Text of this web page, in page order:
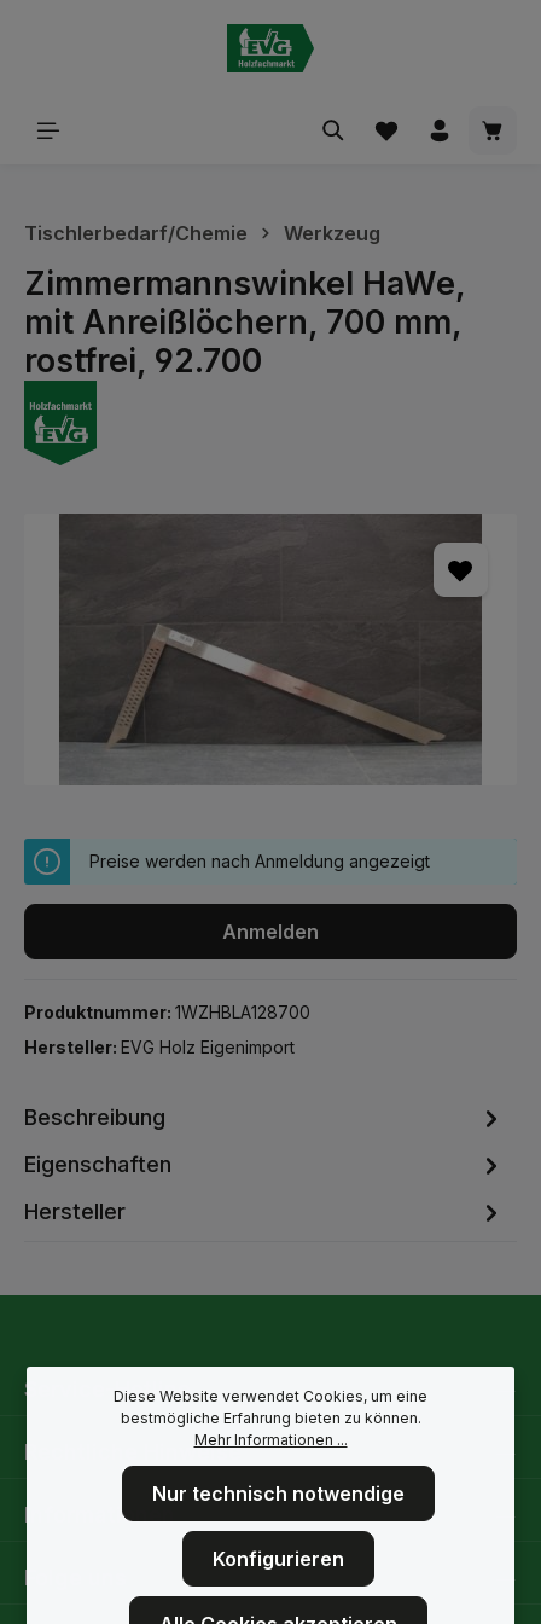
Tischlerbedarf/Chemie Werkzeug
Zimmermannswinkel HaWe,
mit Anreißlöchern, 700 mm,
rostfrei, 92.700
Preise werden nach Anmeldung angezeigt
Anmelden
Produktnummer: 1WZHBLA128700
Hersteller: EVG Holz Eigenimport
Beschreibung
Eigenschaften
Hersteller
Service-Hotline
Rechtliche Hinweise
Informationen
Folge uns
Diese Website verwendet Cookies, um eine
bestmögliche Erfahrung bieten zu können.
Mehr Informationen ...
Nur technisch notwendige
Konfigurieren